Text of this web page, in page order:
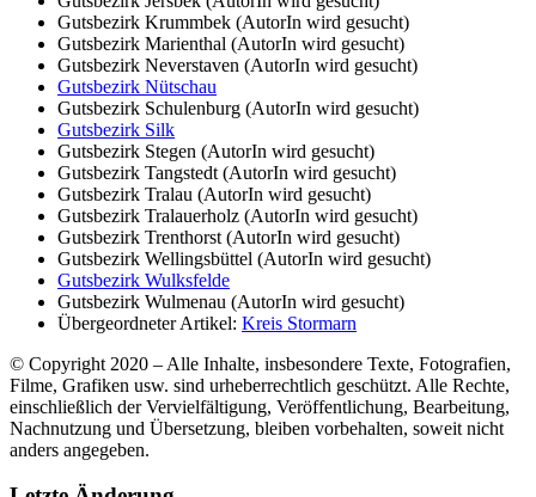
Gutsbezirk Krummbek (AutorIn wird gesucht)
Gutsbezirk Marienthal (AutorIn wird gesucht)
Gutsbezirk Neverstaven (AutorIn wird gesucht)
Gutsbezirk Nütschau
Gutsbezirk Schulenburg (AutorIn wird gesucht)
Gutsbezirk Silk
Gutsbezirk Stegen (AutorIn wird gesucht)
Gutsbezirk Tangstedt (AutorIn wird gesucht)
Gutsbezirk Tralau (AutorIn wird gesucht)
Gutsbezirk Tralauerholz (AutorIn wird gesucht)
Gutsbezirk Trenthorst (AutorIn wird gesucht)
Gutsbezirk Wellingsbüttel (AutorIn wird gesucht)
Gutsbezirk Wulksfelde
Gutsbezirk Wulmenau (AutorIn wird gesucht)
Übergeordneter Artikel: Kreis Stormarn
© Copyright 2020 – Alle Inhalte, insbesondere Texte, Fotografien,
Filme, Grafiken usw. sind urheberrechtlich geschützt. Alle Rechte,
einschließlich der Vervielfältigung, Veröffentlichung, Bearbeitung,
Nachnutzung und Übersetzung, bleiben vorbehalten, soweit nicht
anders angegeben.